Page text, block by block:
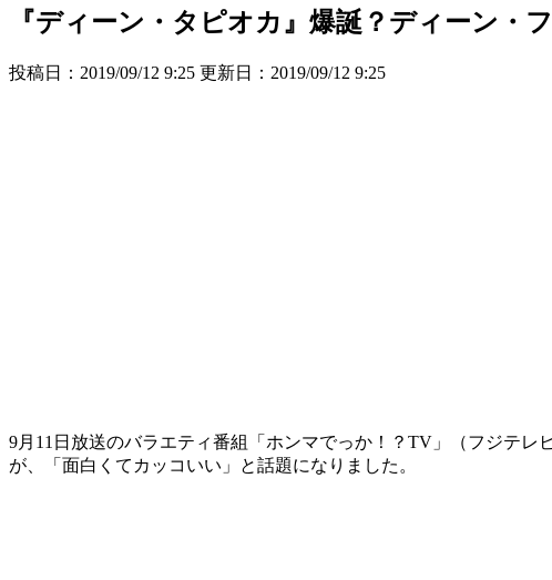
『ディーン・タピオカ』爆誕？ディーン
投稿日：2019/09/12 9:25 更新日： 2019/09/12 9:25
9月11日放送のバラエティ番組「ホンマでっか！？TV」（フジテ
が、「面白くてカッコいい」と話題になりました。